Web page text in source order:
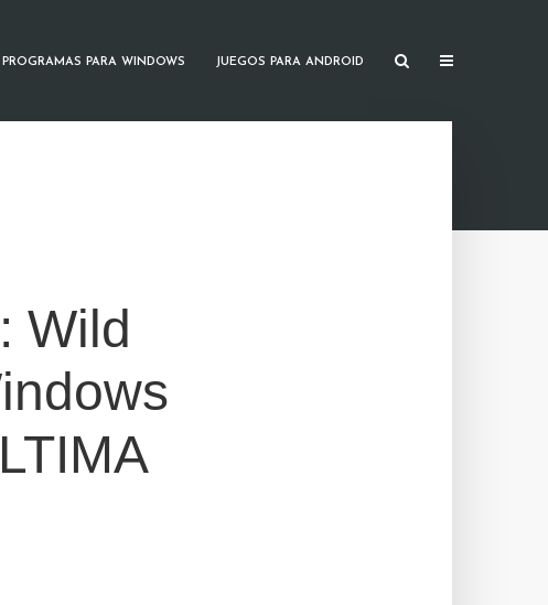
PROGRAMAS PARA WINDOWS JUEGOS PARA ANDROID
Wild